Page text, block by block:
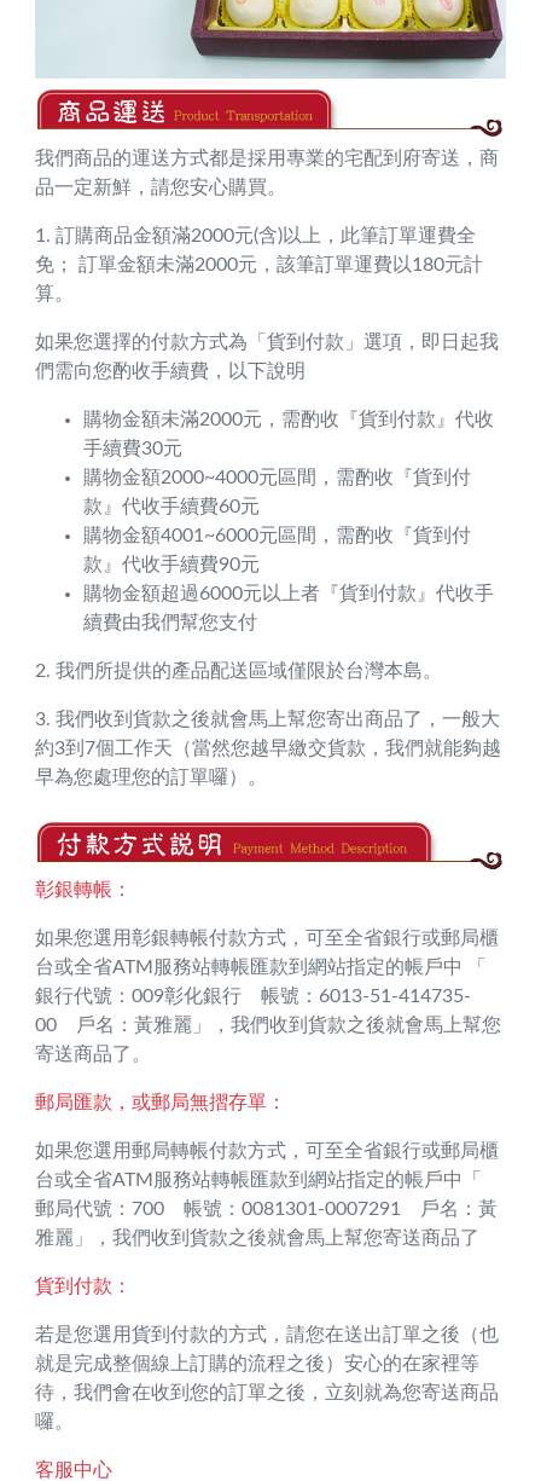
我們商品的運送方式都是採用專業的宅配到府寄送，商
品一定新鮮，請您安心購買。
1. 訂購商品金額滿2000元(含)以上，此筆訂單運費全
免； 訂單金額未滿2000元，該筆訂單運費以180元計
算。
如果您選擇的付款方式為「貨到付款」選項，即日起我
們需向您酌收手續費，以下說明
購物金額未滿2000元，需酌收『貨到付款』代收
手續費30元
購物金額2000~4000元區間，需酌收『貨到付
款』代收手續費60元
購物金額4001~6000元區間，需酌收『貨到付
款』代收手續費90元
購物金額超過6000元以上者『貨到付款』代收手
續費由我們幫您支付
2. 我們所提供的產品配送區域僅限於台灣本島。
3. 我們收到貨款之後就會馬上幫您寄出商品了，一般大
約3到7個工作天（當然您越早繳交貨款，我們就能夠越
早為您處理您的訂單囉）。
彰銀轉帳：
如果您選用彰銀轉帳付款方式，可至全省銀行或郵局櫃
台或全省ATM服務站轉帳匯款到網站指定的帳戶中 「
銀行代號：009彰化銀行 帳號：6013-51-414735-
00 戶名：黃雅麗」，我們收到貨款之後就會馬上幫您
寄送商品了。
郵局匯款，或郵局無摺存單：
如果您選用郵局轉帳付款方式，可至全省銀行或郵局櫃
台或全省ATM服務站轉帳匯款到網站指定的帳戶中「
郵局代號：700 帳號：0081301-0007291 戶名：黃
雅麗」，我們收到貨款之後就會馬上幫您寄送商品了
貨到付款：
若是您選用貨到付款的方式，請您在送出訂單之後（也
就是完成整個線上訂購的流程之後）安心的在家裡等
待，我們會在收到您的訂單之後，立刻就為您寄送商品
囉。
客服中心